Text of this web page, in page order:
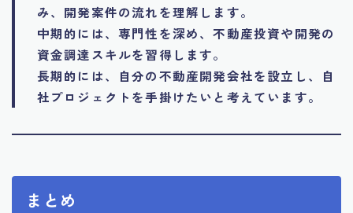
み、開発案件の流れを理解します。
中期的には、専門性を深め、不動産投資や開発の
資金調達スキルを習得します。
長期的には、自分の不動産開発会社を設立し、自
社プロジェクトを手掛けたいと考えています。
まとめ